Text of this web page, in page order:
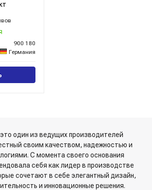
900 180
Германия
один из ведущих производителей
своим качеством, надежностью и
С момента своего основания
себя как лидер в производстве
сочетают в себе элегантный дизайн,
и инновационные решения.